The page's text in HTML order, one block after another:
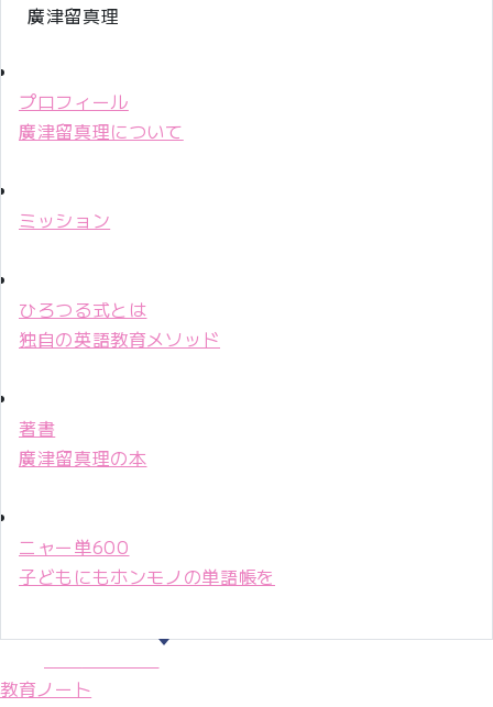
廣津留真理
プロフィール
廣津留真理について
ミッション
ひろつる式とは
独自の英語教育メソッド
著書
廣津留真理の本
ニャー単600
子どもにもホンモノの単語帳を
教育ノート